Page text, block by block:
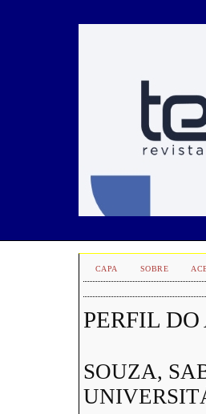
CAPA SOBRE
PERFIL DO
SOUZA,